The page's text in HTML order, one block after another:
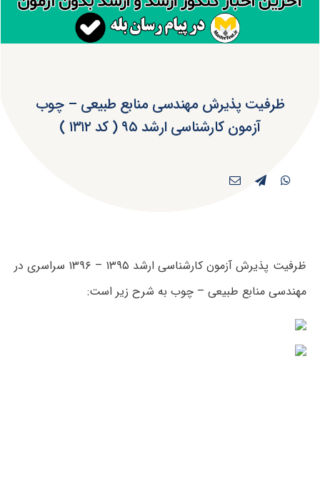
ظرفیت پذیرش مهندسی منابع طبیعی – چوب
آزمون کارشناسی ارشد ۹۵ ( کد ۱۳۱۲ )
ظرفیت پذیرش آزمون کارشناسی ارشد ۱۳۹۵ – ۱۳۹۶ سراسری در
مهندسی منابع طبیعی – چوب به شرح زیر است: